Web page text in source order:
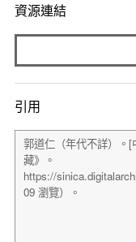
資源連結
引用